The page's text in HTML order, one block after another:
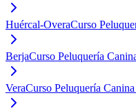
Huércal-OveraCurso
BerjaCurso Peluquería
VeraCurso Peluquería